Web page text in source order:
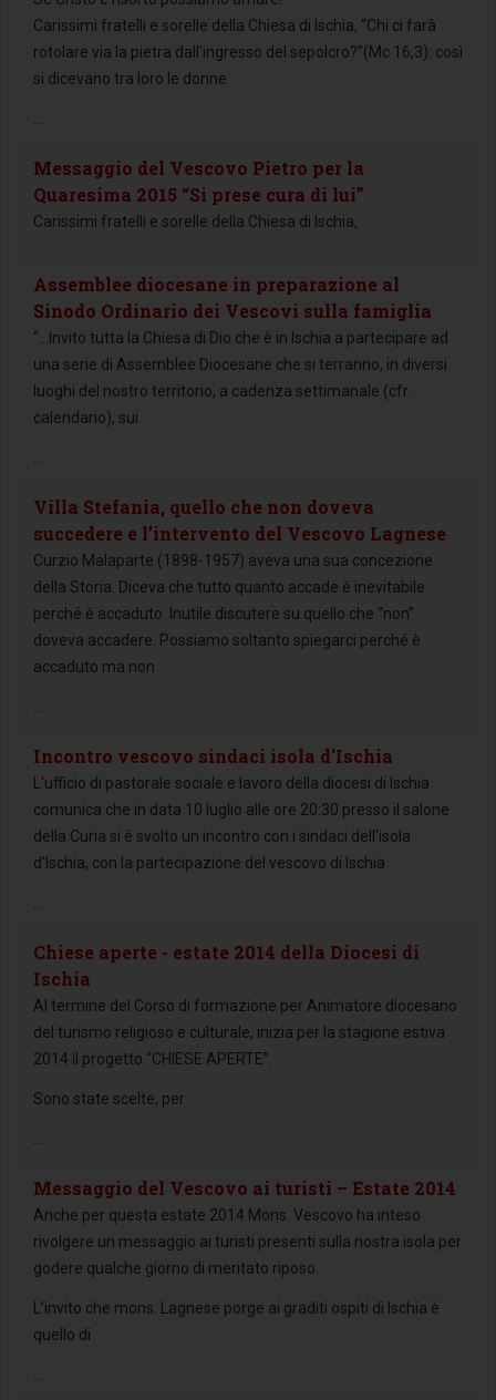
Carissimi fratelli e sorelle della Chiesa di Ischia, “Chi ci farà
rotolare via la pietra dall'ingresso del sepolcro?”(Mc 16,3): così
si dicevano tra loro le donne
Messaggio del Vescovo Pietro per la
Quaresima 2015 “Si prese cura di lui”
Carissimi fratelli e sorelle della Chiesa di Ischia,
Assemblee diocesane in preparazione al
Sinodo Ordinario dei Vescovi sulla famiglia
“…Invito tutta la Chiesa di Dio che è in Ischia a partecipare ad
una serie di Assemblee Diocesane che si terranno, in diversi
luoghi del nostro territorio, a cadenza settimanale (cfr.
calendario), sui
Villa Stefania, quello che non doveva
succedere e l’intervento del Vescovo Lagnese
Curzio Malaparte (1898-1957) aveva una sua concezione
della Storia. Diceva che tutto quanto accade è inevitabile
perché è accaduto. Inutile discutere su quello che “non”
doveva accadere. Possiamo soltanto spiegarci perché è
accaduto ma non
Incontro vescovo sindaci isola d'Ischia
L'ufficio di pastorale sociale e lavoro della diocesi di Ischia
comunica che in data 10 luglio alle ore 20:30 presso il salone
della Curia si è svolto un incontro con i sindaci dell'isola
d'Ischia, con la partecipazione del vescovo di Ischia
Chiese aperte - estate 2014 della Diocesi di
Ischia
Al termine del Corso di formazione per Animatore diocesano
del turismo religioso e culturale, inizia per la stagione estiva
2014 il progetto “CHIESE APERTE”.
Sono state scelte, per
Messaggio del Vescovo ai turisti – Estate 2014
Anche per questa estate 2014 Mons. Vescovo ha inteso
rivolgere un messaggio ai turisti presenti sulla nostra isola per
godere qualche giorno di meritato riposo.
L’invito che mons. Lagnese porge ai graditi ospiti di Ischia è
quello di